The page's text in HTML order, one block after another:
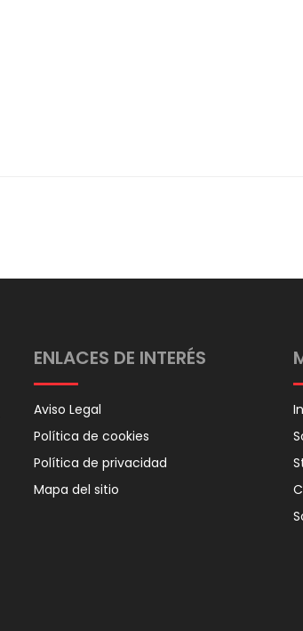
ENLACES DE INTERÉS
Aviso Legal
Política de cookies
Política de privacidad
Mapa del sitio